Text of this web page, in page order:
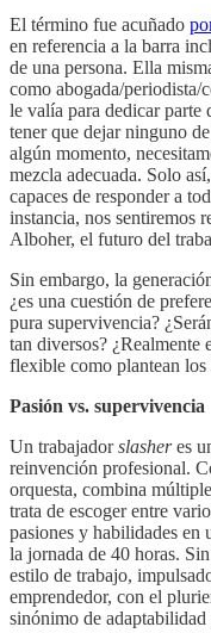
El término fue acuñado
en referencia a la barra
de una persona. Ella
como abogada/periodista/
le valía para dedicar parte
tener que dejar ninguno
algún momento,
mezcla adecuada. Solo
capaces de responder a
instancia, nos sentiremos
Alboher, el futuro del
Sin embargo, la
¿es una cuestión de
pura supervivencia?
tan diversos?
flexible como plantean los
Pasión vs. supervivencia
Un trabajadorslasheres
reinvención profesional.
orquesta, combina
trata de escoger entre
pasiones y habilidades en
la jornada de 40 horas.
estilo de trabajo,
emprendedor, con el
sinónimo de